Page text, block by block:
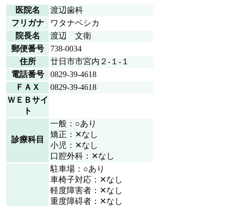
医院名
渡辺歯科
フリガナ
ワタナベシカ
院長名
渡辺 文衛
郵便番号
738-0034
住所
廿日市市宮内２-１-１
電話番号
0829-39-4618
ＦＡＸ
0829-39-4618
ＷＥＢサイ
ト
診療科目
一般：○あり
矯正：✕なし
小児：✕なし
口腔外科：✕なし
駐車場：○あり
車椅子対応：✕なし
軽度障害者：✕なし
重度障碍者：✕なし